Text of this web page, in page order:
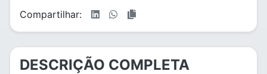
Compartilhar:
DESCRIÇÃO COMPLETA